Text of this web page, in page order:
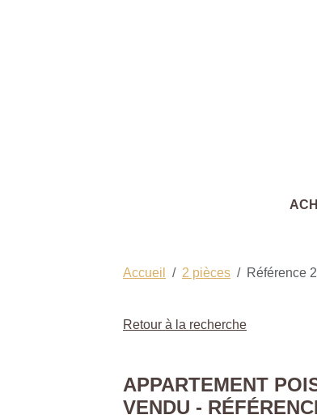
Accueil 2 pièces Référence
Retour à la recherche
APPARTEMENT
VENDU -